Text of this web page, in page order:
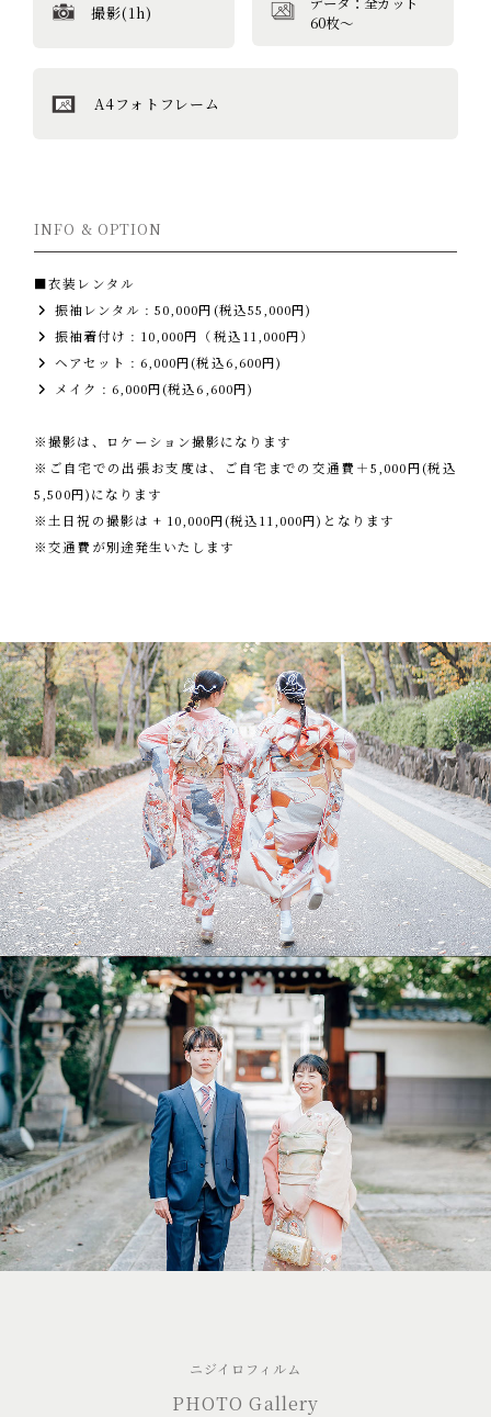
撮影(1h)
60枚〜
A4フォトフレーム
INFO & OPTION
■衣装レンタル
振袖レンタル : 50,000円(税込55,000円)
振袖着付け : 10,000円（税込11,000円）
ヘアセット : 6,000円(税込6,600円)
メイク : 6,000円(税込6,600円)
※撮影は、ロケーション撮影になります
※ご自宅での出張お支度は、ご自宅までの交通費＋5,000円(税込
5,500円)になります
※土日祝の撮影は + 10,000円(税込11,000円)となります
※交通費が別途発生いたします
ニジイロフィルム
PHOTO Gallery